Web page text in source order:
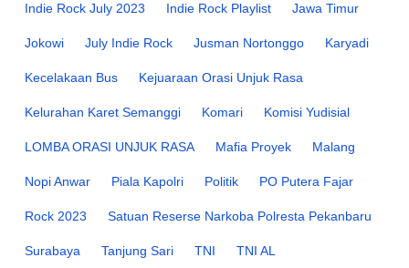
Indie Rock July 2023 Indie Rock Playlist Jawa Timur
Jokowi July Indie Rock Jusman Nortonggo Karyadi
Kecelakaan Bus Kejuaraan Orasi Unjuk Rasa
Kelurahan Karet Semanggi Komari Komisi Yudisial
LOMBA ORASI UNJUK RASA Mafia Proyek Malang
Nopi Anwar Piala Kapolri Politik PO Putera Fajar
Rock 2023 Satuan Reserse Narkoba Polresta Pekanbaru
Surabaya Tanjung Sari TNI TNI AL